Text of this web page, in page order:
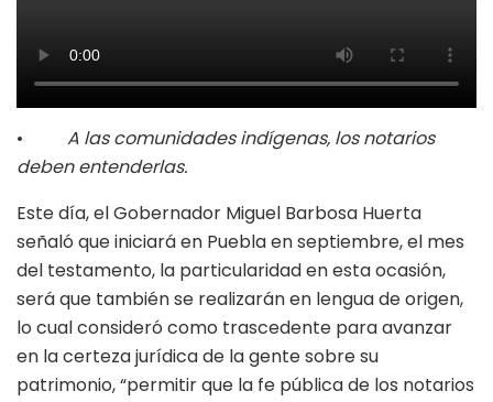
• A las comunidades indígenas, los notarios
deben entenderlas.
Este día, el Gobernador Miguel Barbosa Huerta
señaló que iniciará en Puebla en septiembre, el mes
del testamento, la particularidad en esta ocasión,
será que también se realizarán en lengua de origen,
lo cual consideró como trascedente para avanzar
en la certeza jurídica de la gente sobre su
patrimonio, “permitir que la fe pública de los notarios